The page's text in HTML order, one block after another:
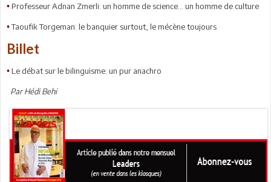
• Professeur Adnan Zmerli: un homme de science... un homme de culture
•Taoufik Torgeman: le banquier surtout, le mécène toujours
Billet
• Le débat sur le bilinguisme: un pur anachro
Par Hédi Behi